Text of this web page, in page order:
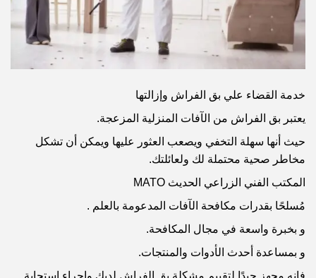
خدمة القضاء علي بق الفراش وإزالتها
يعتبر بق الفراش من الآفات المنزلية المزعجة.
حيث أنها سهلة التخفي ويصعب العثور عليها ويمكن أن تشكل
مخاطر صحية محتملة لك ولعائلتك.
المكتب الفني الزراعي الحديث MATO
مُسلحًا بقدرات مكافحة الآفات المدعومة بالعلم .
و بخبرة واسعة في مجال المكافحة.
و بمساعدة أحدث الأدوات والمنتجات.